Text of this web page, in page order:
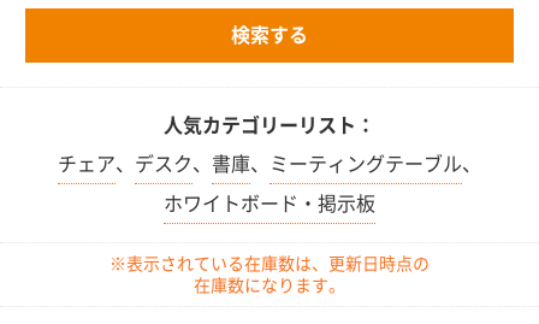
人気カテゴリーリスト：
チェア、 デスク、 書庫、 ミーティングテーブル、
ホワイトボード・掲示板
※表示されている在庫数は、更新日時点の
在庫数になります。